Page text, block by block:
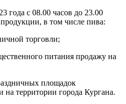
3года с 08.00 часов до 23.00
в том числе пива:
торговли;
питания продажу на
площадок
территории города Кургана.